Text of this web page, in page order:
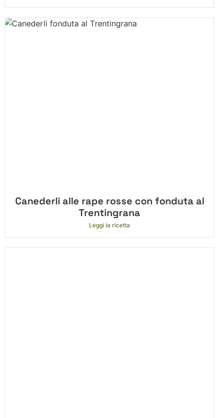
Canederli alle rape rosse con fonduta al
Trentingrana
Leggi la ricetta